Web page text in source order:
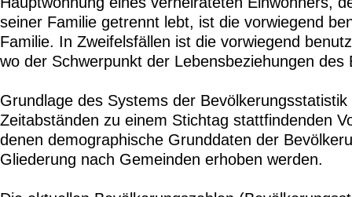
seiner Familie getrennt lebt, ist die vorwiegend
Familie. In Zweifelsfällen ist die vorwiegend
wo der Schwerpunkt der Lebensbeziehungen des
Grundlage des Systems der
Zeitabständen zu einem Stichtag stattfindenden
denen demographische Grunddaten der
Gliederung nach Gemeinden erhoben werden.